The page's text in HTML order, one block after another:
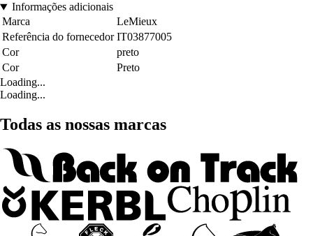
Informações adicionais
Marca
LeMieux
Referência do fornecedor IT03877005
Cor
preto
Cor
Preto
Loading...
Loading...
Todas as nossas marcas